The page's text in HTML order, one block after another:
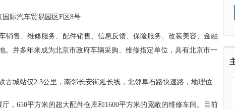
国际汽车贸易园区F区8号
售、维修服务、配件销售、信息反馈、保险服务、改装美容、金融
并多年来成为北京市政府车辆采购、维修指定单位，具有北京市一
城站仅2.3公里，南邻长安街延长线，北邻阜石路快速路，地理位
，650平方米的超大配件仓库和1600平方米的宽敞的维修车间。目前